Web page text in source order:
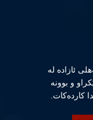
ئازادە لە
و بوونە
كاردەكات.